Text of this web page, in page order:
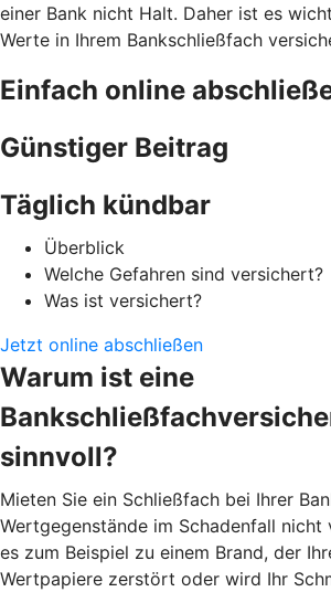
einer Bank nicht Halt. Daher ist es
Werte in Ihrem Bankschließfach
Einfach online
Günstiger Beitrag
Täglich kündbar
Überblick
Welche Gefahren sind versichert?
Was ist versichert?
Jetzt online abschließen
Warum ist eine
sinnvoll?
Mieten Sie ein Schließfach bei Ihrer
Wertgegenstände im Schadenfall nicht
es zum Beispiel zu einem Brand, der
Wertpapiere zerstört oder wird Ihr